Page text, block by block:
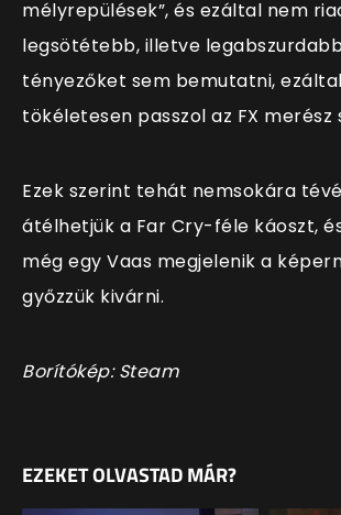
mélyrepülések”, és ezáltal nem
legsötétebb, illetve
tényezőket sem bemutatni,
tökéletesen passzol az FX merész
Ezek szerint tehát nemsokára
átélhetjük a Far Cry-féle káoszt,
még egy Vaas megjelenik a
győzzük kivárni.
Borítókép: Steam
EZEKET OLVASTAD MÁR?